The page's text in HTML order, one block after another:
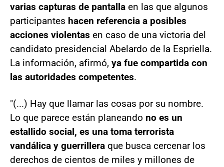
varias capturas de pantalla en las que algunos
participantes hacen referencia a posibles
acciones violentas en caso de una victoria del
candidato presidencial Abelardo de la Espriella.
La información, afirmó, ya fue compartida con
las autoridades competentes.
"(...) Hay que llamar las cosas por su nombre.
Lo que parece están planeando no es un
estallido social, es una toma terrorista
vandálica y guerrillera que busca cercenar los
derechos de cientos de miles y millones de